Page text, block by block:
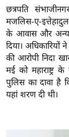
शे
ष
ज्ञ
रा
य
ब
ज
ट
छत्रपति
मजलिस-ए-
के आवास और अन्य
दिया।
की आरोपी निदा
मई को महाराष्ट्र
पुलिस का दावा
यहां शरण दी थी।